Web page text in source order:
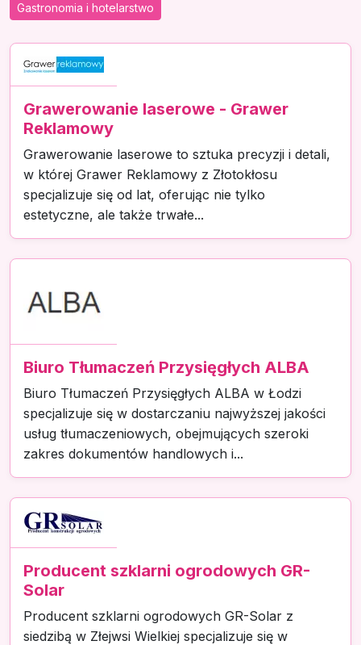
Gastronomia i hotelarstwo
Grawerowanie laserowe - Grawer
Reklamowy
Grawerowanie laserowe to sztuka precyzji i detali,
w której Grawer Reklamowy z Złotokłosu
specjalizuje się od lat, oferując nie tylko
estetyczne, ale także trwałe...
Biuro Tłumaczeń Przysięgłych ALBA
Biuro Tłumaczeń Przysięgłych ALBA w Łodzi
specjalizuje się w dostarczaniu najwyższej jakości
usług tłumaczeniowych, obejmujących szeroki
zakres dokumentów handlowych i...
Producent szklarni ogrodowych GR-
Solar
Producent szklarni ogrodowych GR-Solar z
siedzibą w Złejwsi Wielkiej specjalizuje się w